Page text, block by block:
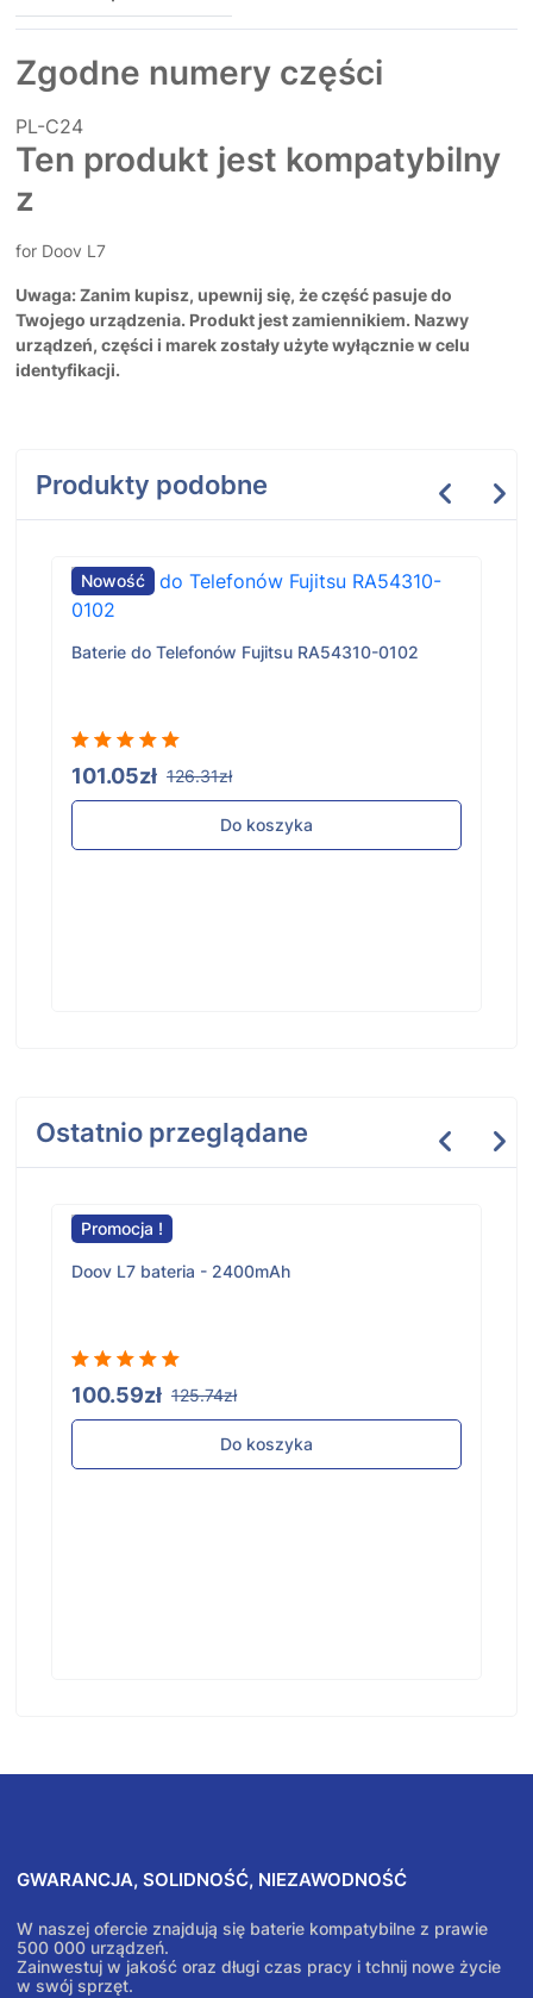
Zgodne numery części
PL-C24
Ten produkt jest kompatybilny
z
for Doov L7
Uwaga: Zanim kupisz, upewnij się, że część pasuje do
Twojego urządzenia. Produkt jest zamiennikiem. Nazwy
urządzeń, części i marek zostały użyte wyłącznie w celu
identyfikacji.
Produkty podobne
Nowość
Baterie do Telefonów Fujitsu RA54310-0102
101.05zł 126.31zł
Do koszyka
Ostatnio przeglądane
Promocja !
Doov L7 bateria - 2400mAh
100.59zł 125.74zł
Do koszyka
GWARANCJA, SOLIDNOŚĆ, NIEZAWODNOŚĆ
W naszej ofercie znajdują się baterie kompatybilne z prawie
500 000 urządzeń.
Zainwestuj w jakość oraz długi czas pracy i tchnij nowe życie
w swój sprzęt.